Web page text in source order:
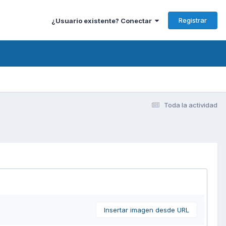
¿Usuario existente? Conectar Registrar
Toda la actividad
Insertar imagen desde URL